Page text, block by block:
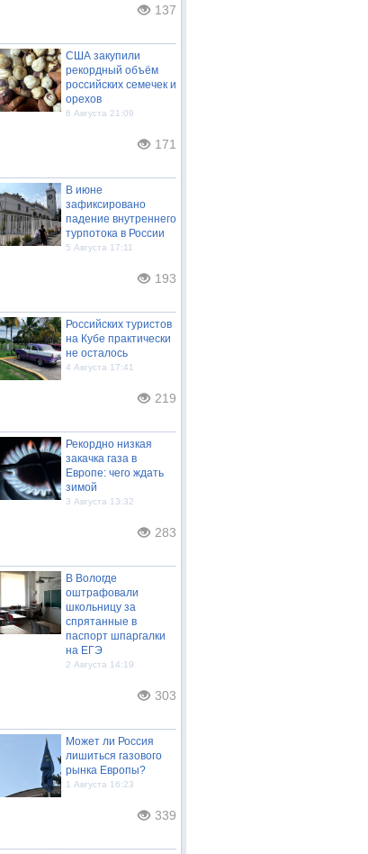
137
США закупили
рекордный объём
российских семечек и
орехов
6 Августа 21:09
171
В июне
зафиксировано
падение внутреннего
турпотока в России
5 Августа 17:11
193
Российских туристов
на Кубе практически
не осталось
4 Августа 17:41
219
Рекордно низкая
закачка газа в
Европе: чего ждать
зимой
3 Августа 13:32
283
В Вологде
оштрафовали
школьницу за
спрятанные в
паспорт шпаргалки
на ЕГЭ
2 Августа 14:19
303
Может ли Россия
лишиться газового
рынка Европы?
1 Августа 16:23
339